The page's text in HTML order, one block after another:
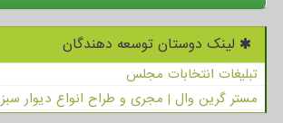
لینک دوستان توسعه دهندگان
تبلیغات انتخابات مجلس
مستر گرین وال | مجری و طراح انواع دیوار سبز